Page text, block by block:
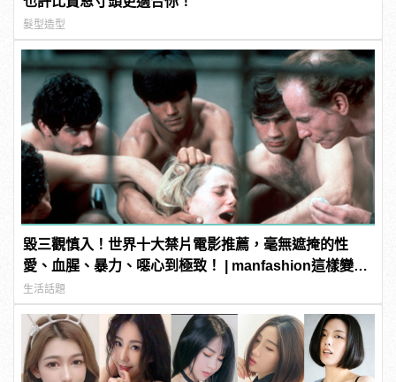
髮型造型
毀三觀慎入！世界十大禁片電影推薦，毫無遮掩的性
愛、血腥、暴力、噁心到極致！ | manfashion這樣變型
男
生活話題